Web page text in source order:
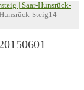
| Saar-Hunsrück-
Steig14-